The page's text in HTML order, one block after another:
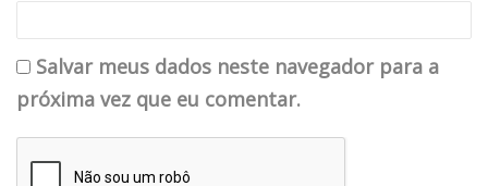
Salvar meus dados neste navegador para a
próxima vez que eu comentar.